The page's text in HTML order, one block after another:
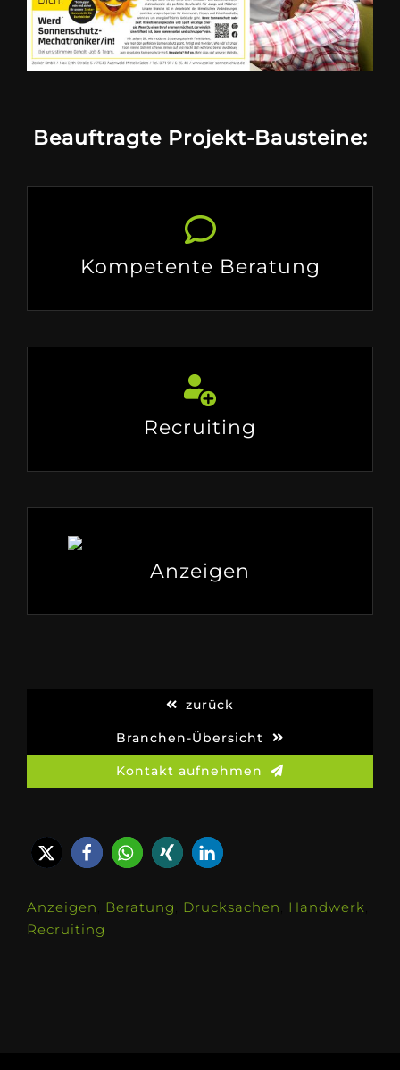
Beauftragte Projekt-Bausteine:
Kompetente Beratung
Recruiting
Anzeigen
zurück
Branchen-Übersicht
Kontakt aufnehmen
Anzeigen Beratung Drucksachen Handwerk
Recruiting